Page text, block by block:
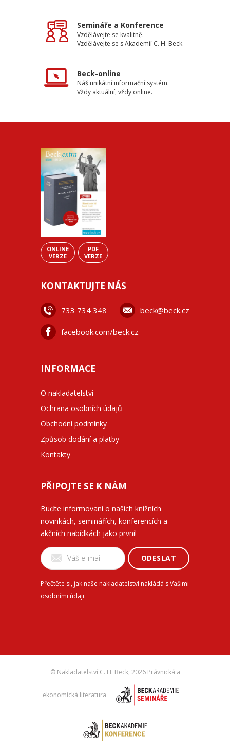
Semináře a Konference
Vzdělávejte se kvalitně.
Vzdělávejte se s Akademií C. H. Beck.
Beck-online
Náš unikátní informační systém.
Vždy aktuální, vždy online.
ONLINE
VERZE
PDF
VERZE
KONTAKTUJTE NÁS
733 734 348 beck@beck.cz
facebook.com/beck.cz
INFORMACE
O nakladatelství
Ochrana osobních údajů
Obchodní podmínky
Způsob dodání a platby
Kontakty
PŘIPOJTE SE K NÁM
Buďte informovaní o našich knižních
novinkách, seminářích, konferencích a
akčních nabídkách jako první!
ODESLAT
Přečtěte si, jak naše nakladatelství nakládá s Vašimi
osobními údaji.
© Nakladatelství C. H. Beck, 2026 Právnická a
ekonomická literatura